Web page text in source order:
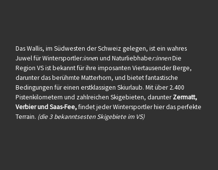
Das Wallis, im Südwesten der Schweiz gelegen, ist ein wahres
Juwel für Wintersportler:innen und Naturliebhaber:innenDie
Region VS ist bekannt für ihre imposanten Viertausender Berge,
darunter das berühmte Matterhorn, und bietet fantastische
Bedingungen für einen erstklassigen Skiurlaub. Mit über 2.400
Pistenkilometern und zahlreichen Skigebieten, darunterZermatt,
Verbier und Saas-Fee,findet jeder Wintersportler hier das perfekte
Terrain. (die 3 bekanntsesten Skigebiete im VS)